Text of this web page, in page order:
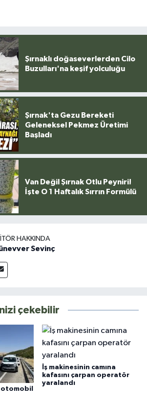
Şırnaklı doğaseverlerden Cilo
Buzulları'na keşif yolculuğu
Şırnak'ta Gezu Bereketi
Geleneksel Pekmez Üretimi
Başladı
Van Değil Şırnak Otlu Peyniri!
İşte O 1 Haftalık Sırrın Formülü
HAKKINDA
Sevinç
çekebilir
otomobil
İş makinesinin camına
kafasını çarpan operatör
yaralandı